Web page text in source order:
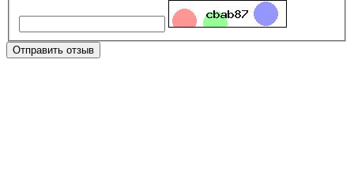
Отправить отзыв